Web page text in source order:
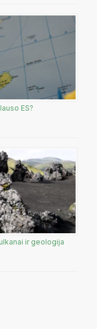
ES?
ir geologija